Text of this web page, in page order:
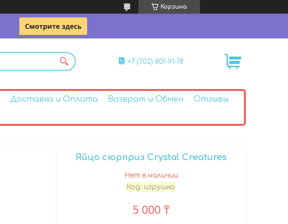
Корзина
+7 (702) 801-91-78
Доставка и Оплата Возврат и Обмен
Отзывы
Яйцо сюрприз Crystal Creatures
Нет в наличии
Код: игрушка
5 000 ₸